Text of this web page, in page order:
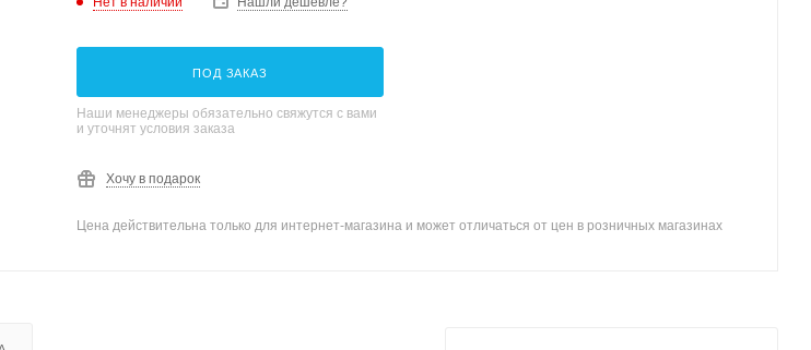
ПОД ЗАКАЗ
Наши менеджеры обязательно свяжутся с вами
и уточнят условия заказа
Хочу в подарок
Цена действительна только для интернет-магазина и может отличаться от цен в розничных магазинах